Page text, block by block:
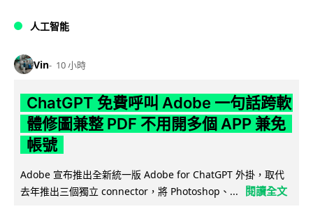
人工智能
Vin 10 小時
ChatGPT 免費呼叫 Adobe 一句話跨軟
體修圖兼整 PDF 不用開多個 APP 兼免
帳號
Adobe 宣布推出全新統一版 Adobe for ChatGPT 外掛，取代
去年推出三個獨立 connector，將 Photoshop、...
閱讀全文